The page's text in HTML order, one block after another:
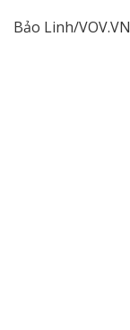
Bảo Linh/VOV.VN